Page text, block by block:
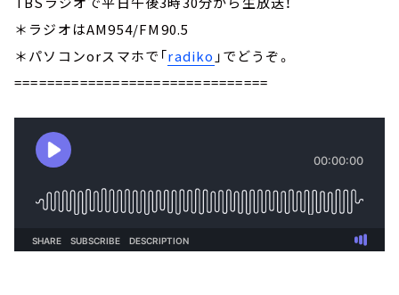
＊ラジオはAM954/FM90.5
＊パソコンorスマホで「radiko 」でどうぞ。
===============================